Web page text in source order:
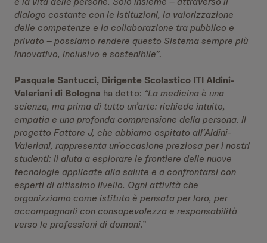
dialogo costante con le istituzioni, la valorizzazione
delle competenze e la collaborazione tra pubblico e
privato – possiamo rendere questo Sistema sempre più
innovativo, inclusivo e sostenibile”.
Pasquale Santucci, Dirigente Scolastico ITI Aldini-
Valeriani di Bologna ha detto: “La medicina è una
scienza, ma prima di tutto un’arte: richiede intuito,
empatia e una profonda comprensione della persona. Il
progetto Fattore J, che abbiamo ospitato all’Aldini-
Valeriani, rappresenta un’occasione preziosa per i nostri
studenti: li aiuta a esplorare le frontiere delle nuove
tecnologie applicate alla salute e a confrontarsi con
esperti di altissimo livello. Ogni attività che
organizziamo come istituto è pensata per loro, per
accompagnarli con consapevolezza e responsabilità
verso le professioni di domani.”